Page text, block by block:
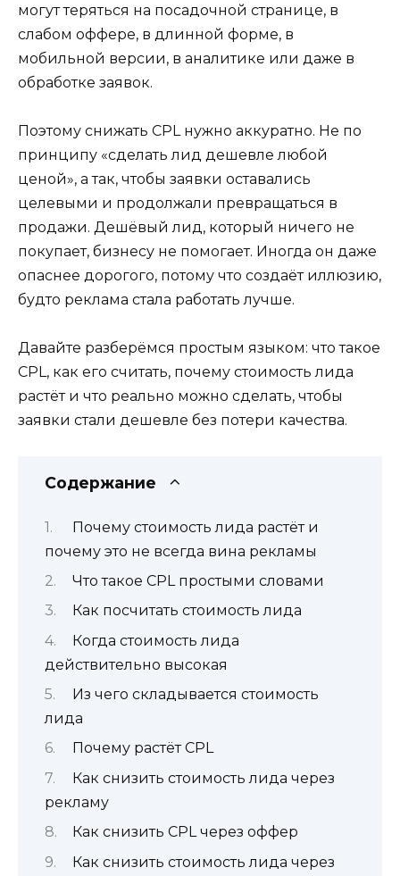
могут теряться на посадочной странице, в
слабом оффере, в длинной форме, в
мобильной версии, в аналитике или даже в
обработке заявок.
Поэтому снижать CPL нужно аккуратно. Не по
принципу «сделать лид дешевле любой
ценой», а так, чтобы заявки оставались
целевыми и продолжали превращаться в
продажи. Дешёвый лид, который ничего не
покупает, бизнесу не помогает. Иногда он даже
опаснее дорогого, потому что создаёт иллюзию,
будто реклама стала работать лучше.
Давайте разберёмся простым языком: что такое
CPL, как его считать, почему стоимость лида
растёт и что реально можно сделать, чтобы
заявки стали дешевле без потери качества.
Содержание
Почему стоимость лида растёт и
почему это не всегда вина рекламы
Что такое CPL простыми словами
Как посчитать стоимость лида
Когда стоимость лида
действительно высокая
Из чего складывается стоимость
лида
Почему растёт CPL
Как снизить стоимость лида через
рекламу
Как снизить CPL через оффер
Как снизить стоимость лида через